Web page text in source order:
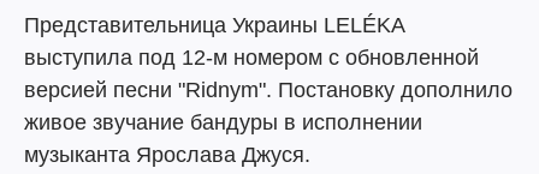
Представительница Украины LELÉKA
выступила под 12-м номером с обновленной
версией песни "Ridnym". Постановку дополнило
живое звучание бандуры в исполнении
музыканта Ярослава Джуся.